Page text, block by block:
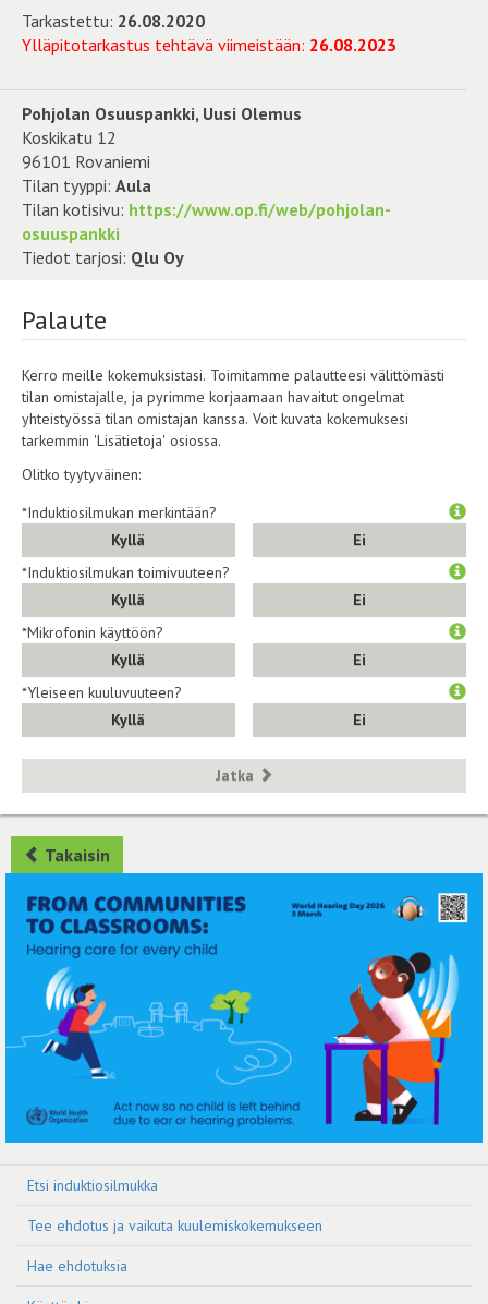
Tarkastettu: 26.08.2020
Ylläpitotarkastus tehtävä viimeistään: 26.08.2023
Pohjolan Osuuspankki, Uusi Olemus
Koskikatu 12
96101 Rovaniemi
Tilan tyyppi: Aula
Tilan kotisivu: https://www.op.fi/web/pohjolan-
osuuspankki
Tiedot tarjosi: Qlu Oy
Palaute
Kerro meille kokemuksistasi. Toimitamme palautteesi välittömästi
tilan omistajalle, ja pyrimme korjaamaan havaitut ongelmat
yhteistyössä tilan omistajan kanssa. Voit kuvata kokemuksesi
tarkemmin 'Lisätietoja' osiossa.
Olitko tyytyväinen:
*Induktiosilmukan merkintään?
Kyllä
Ei
*Induktiosilmukan toimivuuteen?
Kyllä
Ei
*Mikrofonin käyttöön?
Kyllä
Ei
*Yleiseen kuuluvuuteen?
Kyllä
Ei
Jatka
Takaisin
Etsi induktiosilmukka
Tee ehdotus ja vaikuta kuulemiskokemukseen
Hae ehdotuksia